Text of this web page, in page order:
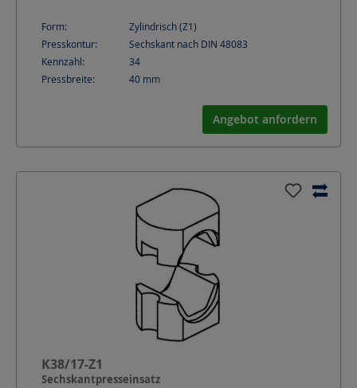
Form:
Zylindrisch (Z1)
Presskontur:
Sechskant nach DIN 48083
Kennzahl:
34
Pressbreite:
40 mm
Angebot anfordern
K38/17-Z1
Sechskantpresseinsatz